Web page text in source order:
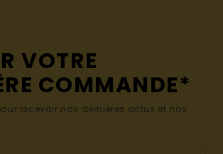
VOTRE
COMMANDE*
recevoir nos dernières actus et nos